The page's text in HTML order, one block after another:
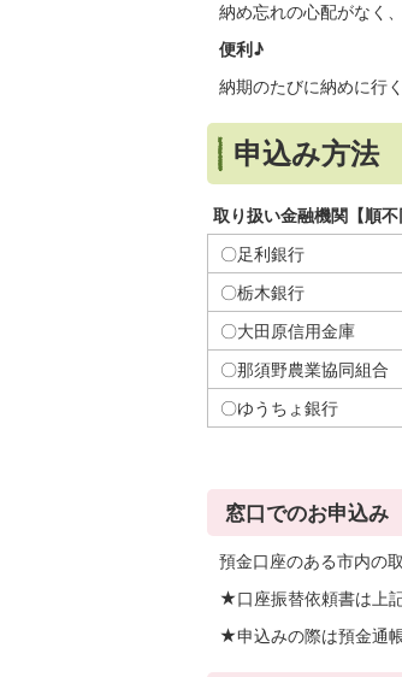
納め忘れの心配がなく
便利♪
納期のたびに納めに行
申込み方法
取り扱い金融機関【順不
〇足利銀行
〇栃木銀行
〇大田原信用金庫
〇那須野農業協同組合
〇ゆうちょ銀行
窓口でのお申込み
預金口座のある市内の
★口座振替依頼書は上
★申込みの際は預金通